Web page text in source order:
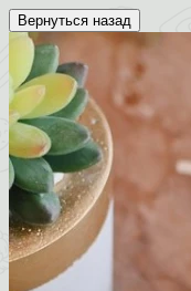
Вернуться назад